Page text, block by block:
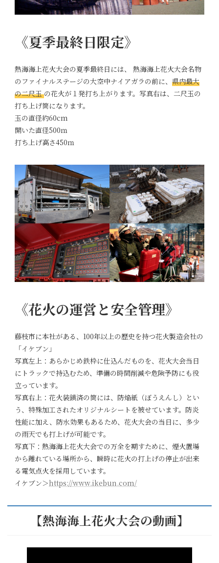
《夏季最終日限定》
熱海海上花火大会の夏季最終日には、 熱海海上花火大会名物
のファイナルステージの大空中ナイアガラの前に、 県内最大
の二尺玉の花火が１発打ち上がります。写真右は、二尺玉の
打ち上げ筒になります。
玉の直径約60cm
開いた直径500ｍ
打ち上げ高さ450ｍ
《花火の運営と安全管理》
藤枝市に本社がある、100年以上の歴史を持つ花火製造会社の
「イケブン」
写真左上：あらかじめ鉄枠に仕込んだものを、花火大会当日
にトラックで持込むため、準備の時間削減や危険予防にも役
立っています。
写真右上：花火装鎮済の筒には、防焔紙（ぼうえんし）とい
う、特殊加工されたオリジナルシートを被せています。防炎
性能に加え、防水効果もあるため、花火大会の当日に、多少
の雨天でも打上げが可能です。
写真下：熱海海上花火大会での万全を期すために、煙火置場
から離れている場所から、瞬時に花火の打上げの停止が出来
る電気点火を採用しています。
イケブン＞https://www.ikebun.com/
【熱海海上花火大会の動画】